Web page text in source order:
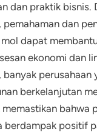
dan praktik bisnis.
dan
dapat
ekonomi dan
perusahaan
berkelanjutan
bahwa
berdampak positif